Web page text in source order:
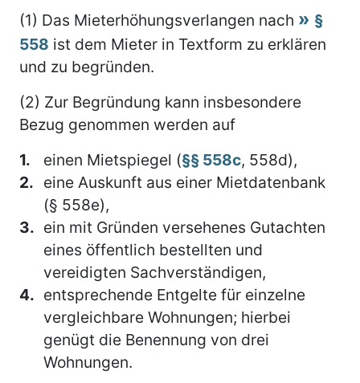
(1) Das Mieterhöhungsverlangen nach
§
558 ist dem Mieter in Textform zu erklären
und zu begründen.
(2) Zur Begründung kann insbesondere
Bezug genommen werden auf
1.
einen Mietspiegel (§§ 558c, 558d),
2. eine Auskunft aus einer Mietdatenbank
(§ 558e),
3. ein mit Gründen versehenes Gutachten
eines öffentlich bestellten und
vereidigten Sachverständigen,
4. entsprechende Entgelte für einzelne
vergleichbare Wohnungen; hierbei
genügt die Benennung von drei
Wohnungen.